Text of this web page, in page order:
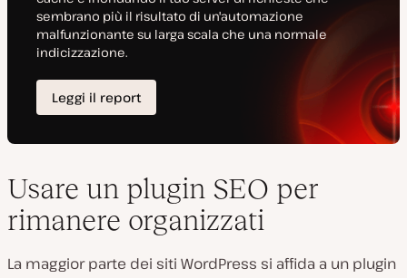
Usare un plugin SEO per
rimanere organizzati
La maggior parte dei siti WordPress si affida a un plugin